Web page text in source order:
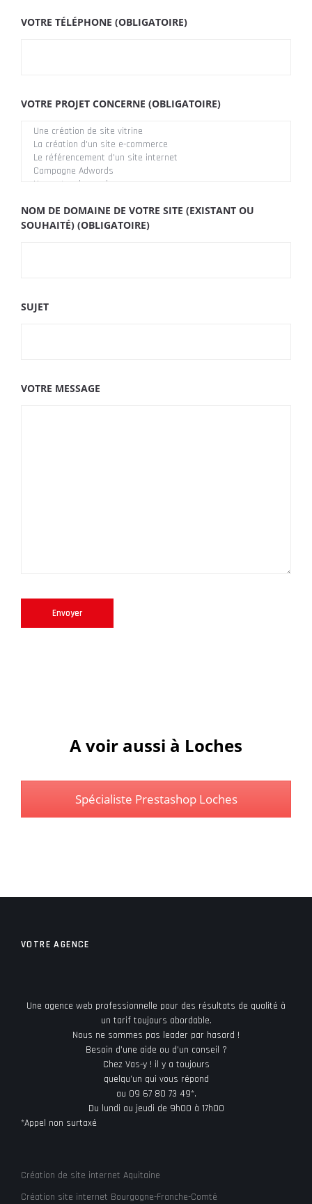
VOTRE TÉLÉPHONE (OBLIGATOIRE)
VOTRE PROJET CONCERNE (OBLIGATOIRE)
NOM DE DOMAINE DE VOTRE SITE (EXISTANT OU
SOUHAITÉ) (OBLIGATOIRE)
SUJET
VOTRE MESSAGE
A voir aussi à Loches
Spécialiste Prestashop Loches
VOTRE AGENCE
Une agence web professionnelle pour des résultats de qualité à
un tarif toujours abordable.
Nous ne sommes pas leader par hasard !
Besoin d’une aide ou d’un conseil ?
Chez Vas-y ! il y a toujours
quelqu’un qui vous répond
au 09 67 80 73 49*.
Du lundi au jeudi de 9h00 à 17h00
*Appel non surtaxé
Création de site internet Aquitaine
Création site internet Bourgogne-Franche-Comté